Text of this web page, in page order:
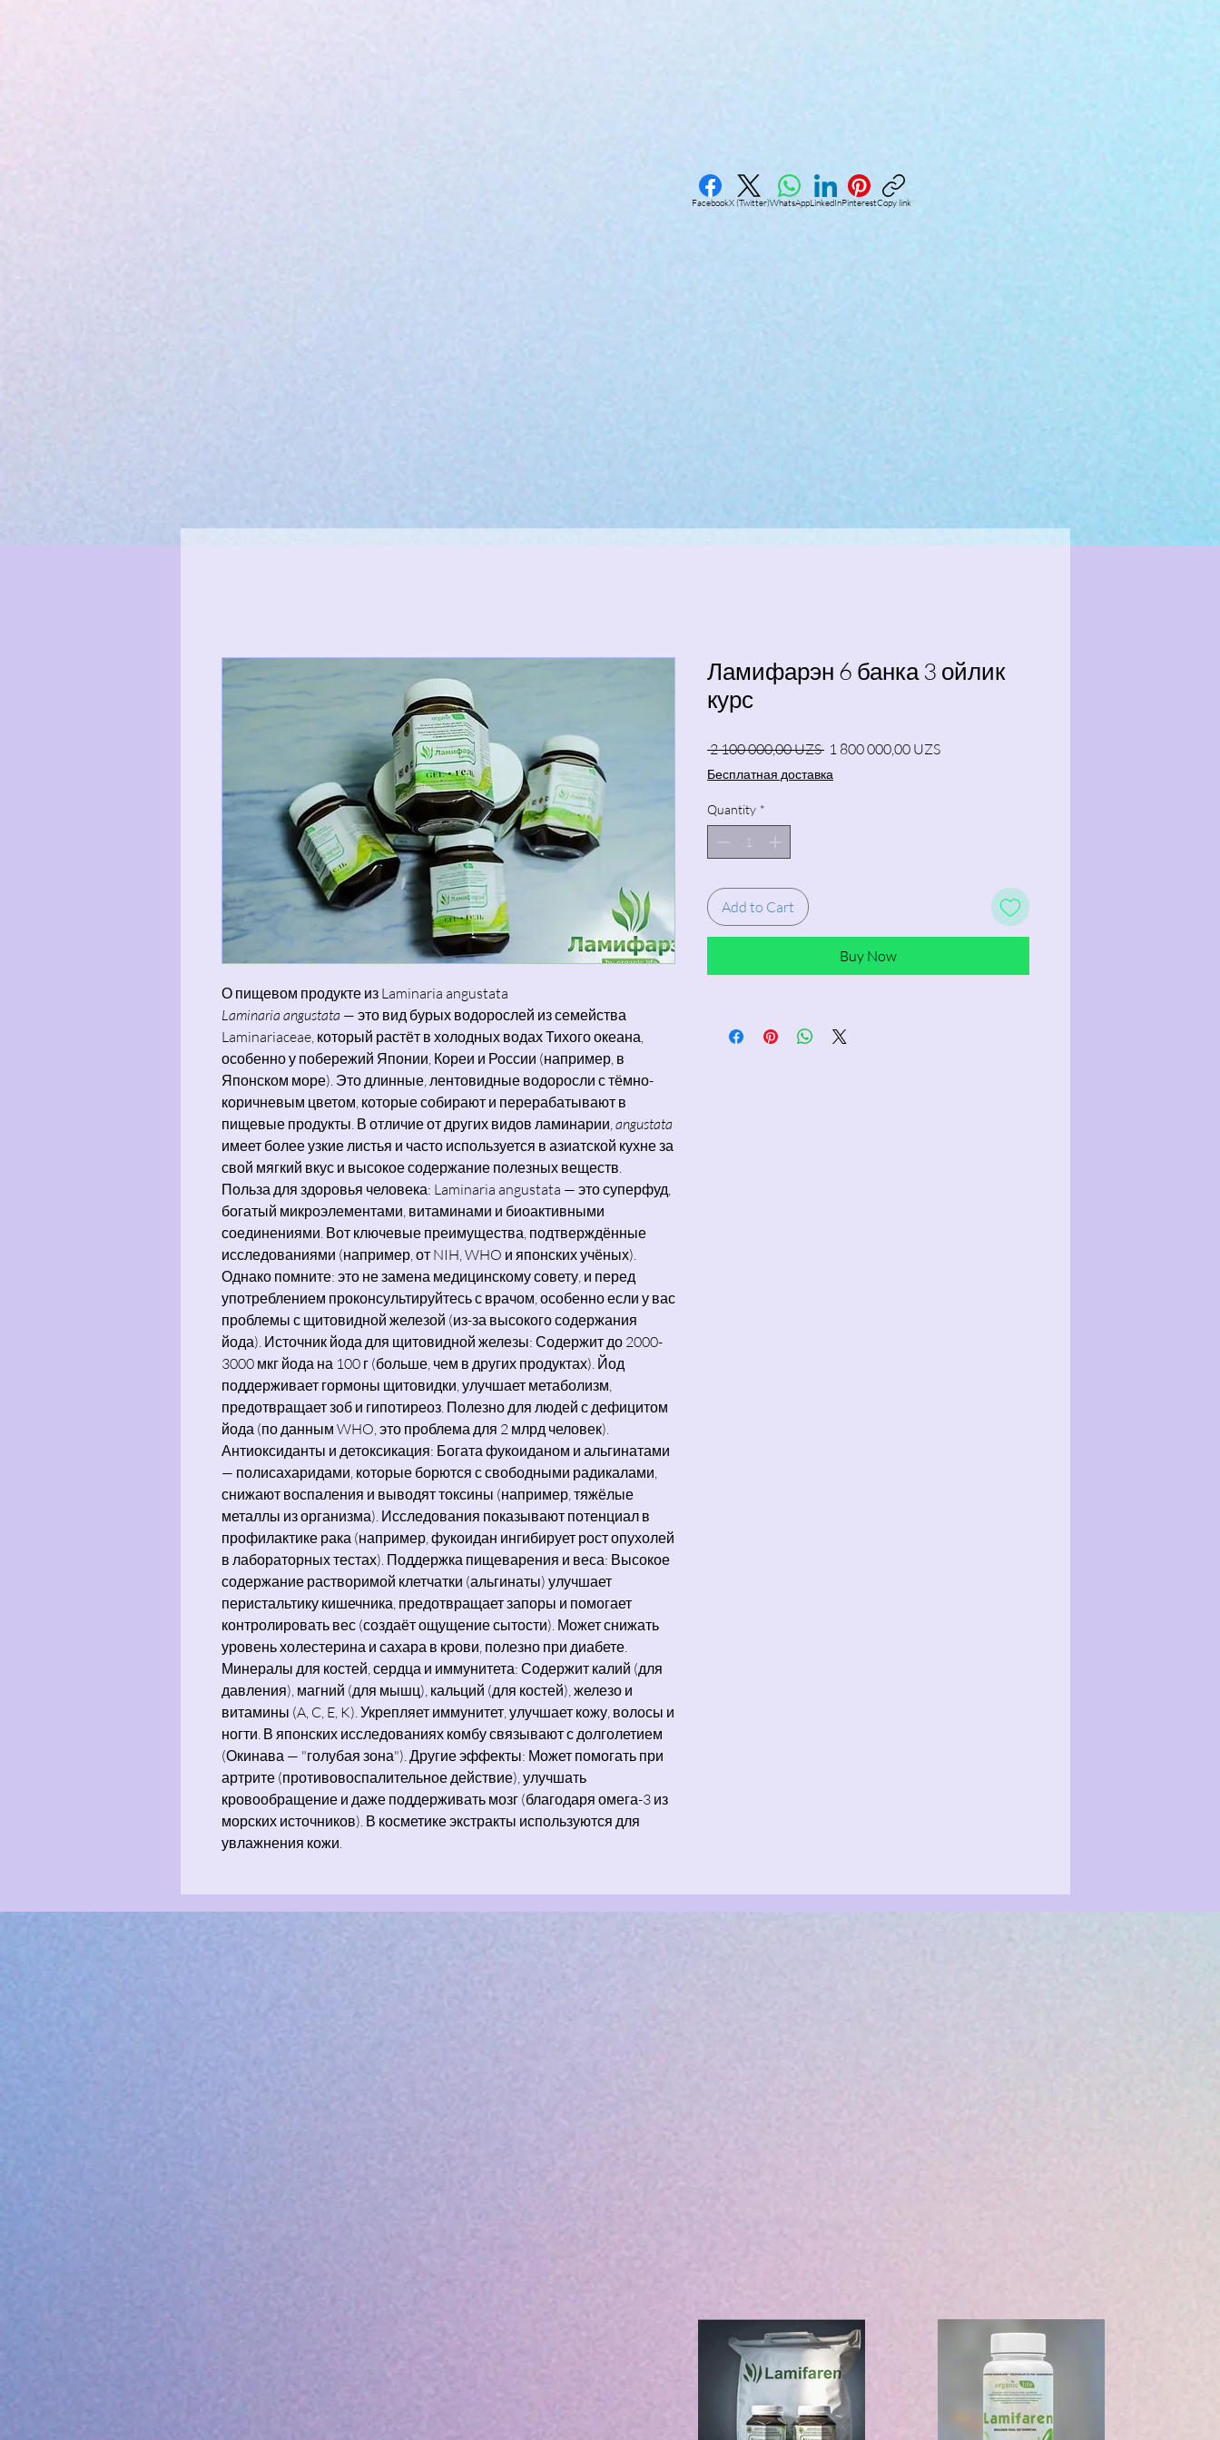
FacebookX (Twitter)WhatsAppLinkedInPinterestCopy link
О пищевом продукте из Laminaria angustata
Laminaria angustata — это вид бурых водорослей из семейства
Laminariaceae, который растёт в холодных водах Тихого океана,
особенно у побережий Японии, Кореи и России (например, в
Японском море). Это длинные, лентовидные водоросли с тёмно-
коричневым цветом, которые собирают и перерабатывают в
пищевые продукты. В отличие от других видов ламинарии,angustata
имеет более узкие листья и часто используется в азиатской кухне за
свой мягкий вкус и высокое содержание полезных веществ.
Польза для здоровья человека: Laminaria angustata — это суперфуд,
богатый микроэлементами, витаминами и биоактивными
соединениями. Вот ключевые преимущества, подтверждённые
исследованиями (например, от NIH, WHO и японских учёных).
Однако помните: это не замена медицинскому совету, и перед
употреблением проконсультируйтесь с врачом, особенно если у вас
проблемы с щитовидной железой (из-за высокого содержания
йода). Источник йода для щитовидной железы: Содержит до 2000-
3000 мкг йода на 100 г (больше, чем в других продуктах). Йод
поддерживает гормоны щитовидки, улучшает метаболизм,
предотвращает зоб и гипотиреоз. Полезно для людей с дефицитом
йода (по данным WHO, это проблема для 2 млрд человек).
Антиоксиданты и детоксикация: Богата фукоиданом и альгинатами
— полисахаридами, которые борются с свободными радикалами,
снижают воспаления и выводят токсины (например, тяжёлые
металлы из организма). Исследования показывают потенциал в
профилактике рака (например, фукоидан ингибирует рост опухолей
в лабораторных тестах). Поддержка пищеварения и веса: Высокое
содержание растворимой клетчатки (альгинаты) улучшает
перистальтику кишечника, предотвращает запоры и помогает
контролировать вес (создаёт ощущение сытости). Может снижать
уровень холестерина и сахара в крови, полезно при диабете.
Минералы для костей, сердца и иммунитета: Содержит калий (для
давления), магний (для мышц), кальций (для костей), железо и
витамины (A, C, E, K). Укрепляет иммунитет, улучшает кожу, волосы и
ногти. В японских исследованиях комбу связывают с долголетием
(Окинава — "голубая зона"). Другие эффекты: Может помогать при
артрите (противовоспалительное действие), улучшать
кровообращение и даже поддерживать мозг (благодаря омега-3 из
морских источников). В косметике экстракты используются для
увлажнения кожи.
Ламифарэн 6 банка 3 ойлик
курс
2 100 000,00 UZS Regular Price
1 800 000,00 UZSSale Price
Бесплатная доставка
Quantity *
Add to Cart
Buy Now